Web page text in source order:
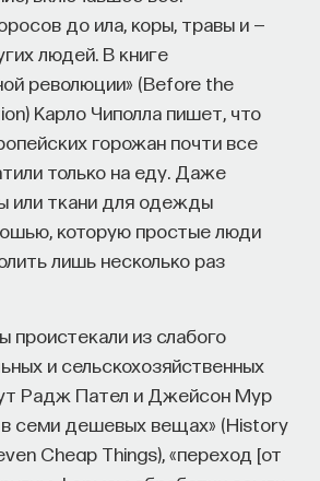
до ила, коры, травы и —
людей. В книге
революции» (Before the
Карло Чиполла пишет, что
горожан почти все
только на еду. Даже
или ткани для одежды
которую простые люди
лишь несколько раз
проистекали из слабого
и сельскохозяйственных
Радж Пател и Джейсон Мур
в семи дешевых вещах» (History
Cheap Things), «переход [от
ними самими и остальными
Так, в ситуации быстрого роста
университетов и науки
этих ресурсов опустилось
имевшихся у науки,
услуги. В результате
неспособность немецкой
где исследования
в университете считались
на или даже служило
практических целей,
государственную